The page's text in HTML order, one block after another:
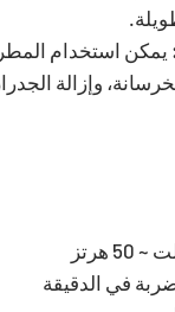
يمكن استخدام
وإزالة